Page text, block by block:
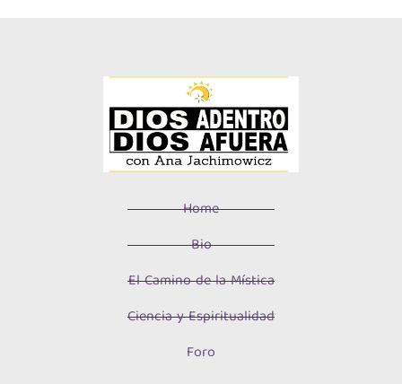
Home
Bio
El Camino de la Mística
Ciencia y Espiritualidad
Foro